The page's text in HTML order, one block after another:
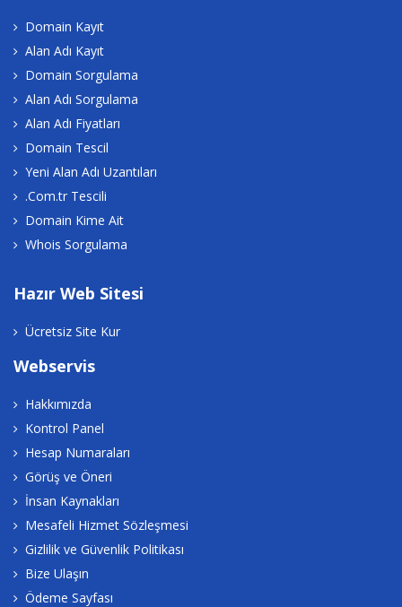
Domain Kayıt
Alan Adı Kayıt
Domain Sorgulama
Alan Adı Sorgulama
Alan Adı Fiyatları
Domain Tescil
Yeni Alan Adı Uzantıları
.Com.tr Tescili
Domain Kime Ait
Whois Sorgulama
Hazır Web Sitesi
Ücretsiz Site Kur
Webservis
Hakkımızda
Kontrol Panel
Hesap Numaraları
Görüş ve Öneri
İnsan Kaynakları
Mesafeli Hizmet Sözleşmesi
Gizlilik ve Güvenlik Politikası
Bize Ulaşın
Ödeme Sayfası